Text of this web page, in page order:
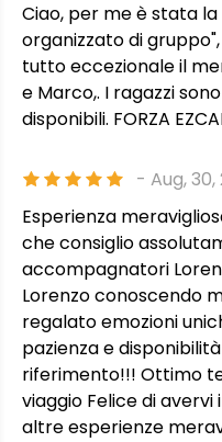
Ciao, per me è stata
organizzato di
tutto eccezionale il
e Marco,. I ragazzi
disponibili. FORZA
- Aug, 30,
Esperienza
che consiglio
accompagnatori
Lorenzo conoscendo
regalato emozioni
pazienza e
riferimento!!! Ottimo
viaggio Felice di
altre esperienze